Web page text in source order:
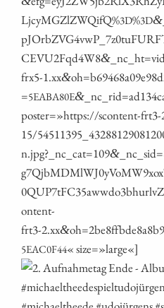
LjcyMGZlZWQifQ%3D%3D&
CEVU2Fqd4W8&
frx5‑1.xx&
=5EABA80E&
poster=»https://scontent-
15/
n.jpg?_nc_cat=109&
ontent-
frt3‑2.xx&
5EAC0F44« size=»large«]